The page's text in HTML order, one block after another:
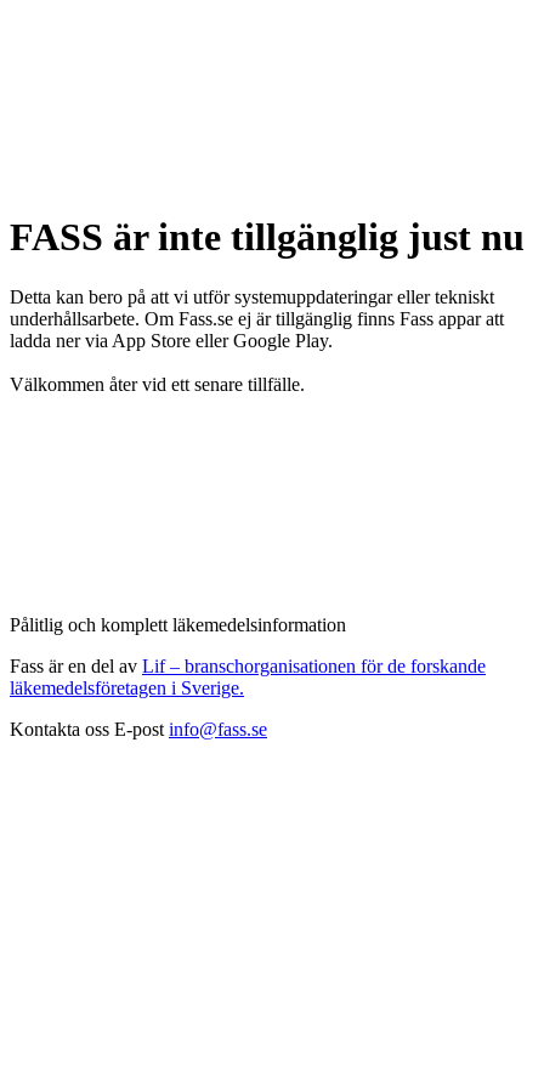
FASS är inte tillgänglig just nu
Detta kan bero på att vi utför systemuppdateringar eller tekniskt
underhållsarbete. Om Fass.se ej är tillgänglig finns Fass appar att
ladda ner via App Store eller Google Play.
Välkommen åter vid ett senare tillfälle.
Pålitlig och komplett läkemedelsinformation
Fass är en del av Lif – branschorganisationen för de forskande
läkemedelsföretagen i Sverige.
Kontakta oss E-post info@fass.se